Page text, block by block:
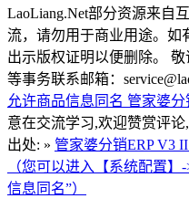
LaoLiang.Net部分资源来自
流，请勿用于商业用途。如
出示版权证明以便删除。
等事务联系邮箱：
允许商品信息同名 管家婆分
意在交流学习,欢迎赞赏评
出处: » 管家婆分销ERP V3
（您可以进入【系统配置
信息同名”）